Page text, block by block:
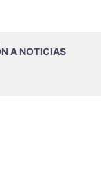
A NOTICIAS